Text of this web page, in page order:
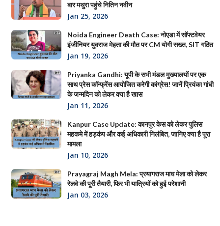
बार मथुरा पहुंचे नितिन नवीन
Jan 25, 2026
Noida Engineer Death Case: नोएडा में सॉफ्टवेयर
इंजीनियर युवराज मेहता की मौत पर CM योगी सख्त, SIT गठित
Jan 19, 2026
Priyanka Gandhi: यूपी के सभी मंडल मुख्यालयों पर एक
साथ प्रेस कॉन्फ्रेंस आयोजित करेगी कांग्रेस! जानें प्रियंका गांधी
के जन्मदिन को लेकर क्या है खास
Jan 11, 2026
Kanpur Case Update: कानपुर केस को लेकर पुलिस
महकमे में हड़कंप और कई अधिकारी निलंबित, जानिए क्या है पूरा
मामला
Jan 10, 2026
Prayagraj Magh Mela: प्रयागराज माघ मेला को लेकर
रेलवे की पूरी तैयारी, फिर भी यात्रियों को हुई परेशानी
Jan 03, 2026